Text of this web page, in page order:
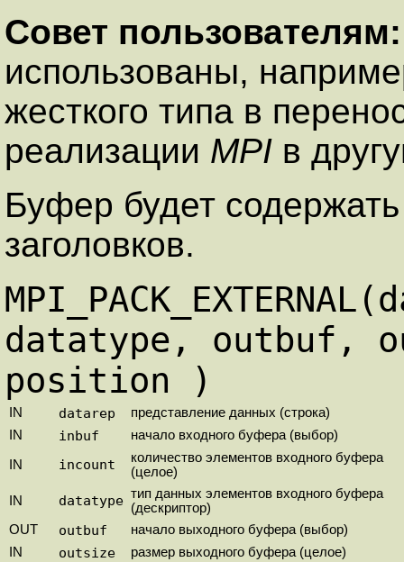
Совет
использованы,
жесткого типа в
реализации MPI в
Буфер будет
заголовков.
datatype, outbuf,
position )
IN datarep
представление данных (строка)
IN
inbuf начало входного буфера (выбор)
IN incount
количество элементов входного буфера
(целое)
IN
datatype тип данных элементов входного буфера
(дескриптор)
OUT
outbuf
начало выходного буфера (выбор)
IN
outsize размер выходного буфера (целое)